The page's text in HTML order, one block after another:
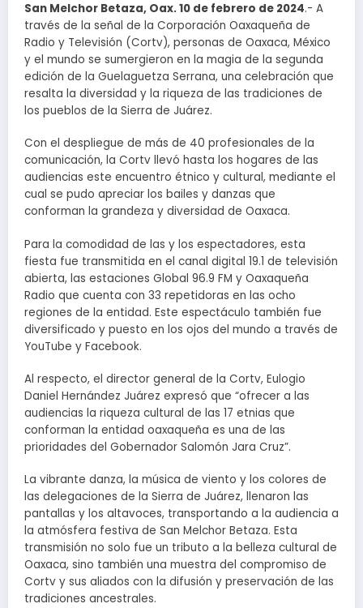
San Melchor Betaza, Oax. 10 de febrero de 2024.- A
través de la señal de la Corporación Oaxaqueña de
Radio y Televisión (Cortv), personas de Oaxaca, México
y el mundo se sumergieron en la magia de la segunda
edición de la Guelaguetza Serrana, una celebración que
resalta la diversidad y la riqueza de las tradiciones de
los pueblos de la Sierra de Juárez.
Con el despliegue de más de 40 profesionales de la
comunicación, la Cortv llevó hasta los hogares de las
audiencias este encuentro étnico y cultural, mediante el
cual se pudo apreciar los bailes y danzas que
conforman la grandeza y diversidad de Oaxaca.
Para la comodidad de las y los espectadores, esta
fiesta fue transmitida en el canal digital 19.1 de televisión
abierta, las estaciones Global 96.9 FM y Oaxaqueña
Radio que cuenta con 33 repetidoras en las ocho
regiones de la entidad. Este espectáculo también fue
diversificado y puesto en los ojos del mundo a través de
YouTube y Facebook.
Al respecto, el director general de la Cortv, Eulogio
Daniel Hernández Juárez expresó que “ofrecer a las
audiencias la riqueza cultural de las 17 etnias que
conforman la entidad oaxaqueña es una de las
prioridades del Gobernador Salomón Jara Cruz”.
La vibrante danza, la música de viento y los colores de
las delegaciones de la Sierra de Juárez, llenaron las
pantallas y los altavoces, transportando a la audiencia a
la atmósfera festiva de San Melchor Betaza. Esta
transmisión no solo fue un tributo a la belleza cultural de
Oaxaca, sino también una muestra del compromiso de
Cortv y sus aliados con la difusión y preservación de las
tradiciones ancestrales.